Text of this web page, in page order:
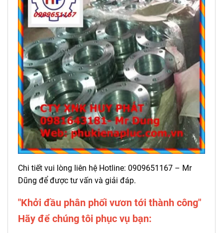
Chi tiết vui lòng liên hệ Hotline: 0909651167 – Mr
Dũng để được tư vấn và giải đáp.
"Khởi đầu phân phối vươn tới thành công"
Hãy để chúng tôi phục vụ bạn: